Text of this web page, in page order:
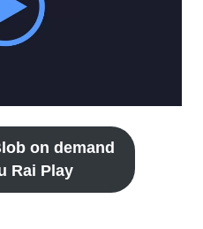
on demand
Rai Play